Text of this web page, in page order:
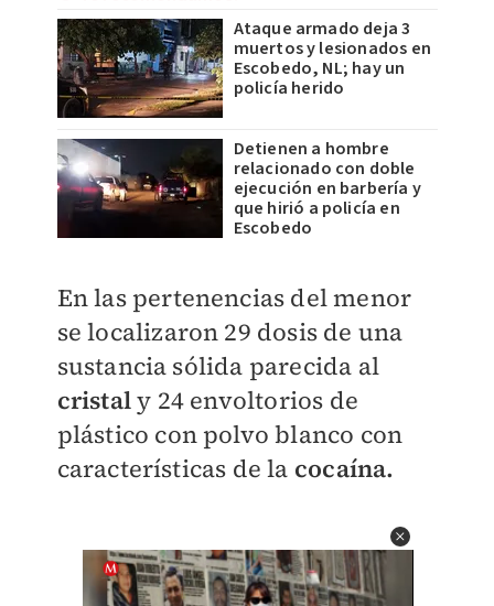
Ataque armado deja 3
muertos y lesionados en
Escobedo, NL; hay un
policía herido
Detienen a hombre
relacionado con doble
ejecución en barbería y
que hirió a policía en
Escobedo
En las pertenencias del menor
se localizaron 29 dosis de una
sustancia sólida parecida al
cristaly 24 envoltorios de
plástico con polvo blanco con
características de la cocaína.